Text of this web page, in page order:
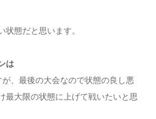
状態だと思います。
は
、最後の大会なので状態の良し悪
最大限の状態に上げて戦いたいと思